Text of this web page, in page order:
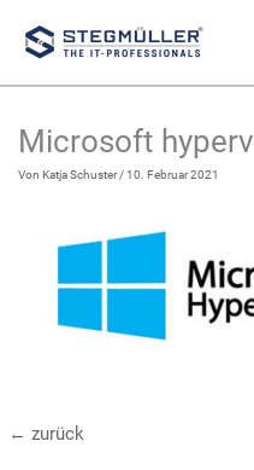
Inhalt
springen
Microsoft hyperv
VonKatja Schuster/10. Februar 2021
← zurück